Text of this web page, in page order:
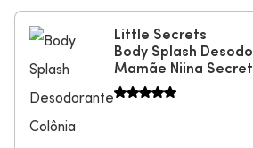
Little Secrets
Body Splash
Mamãe Niina